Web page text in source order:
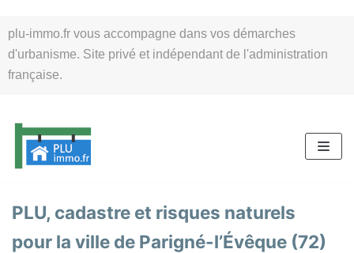
plu-immo.fr vous accompagne dans vos démarches
d'urbanisme. Site privé et indépendant de l'administration
française.
au
contenu
PLU, cadastre et risques naturels
pour la ville de Parigné-l’Évêque (72)